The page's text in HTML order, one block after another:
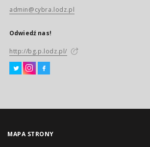
admin@cybra.lodz.pl
Odwiedź nas!
http://bg.p.lodz.pl/
MAPA STRONY